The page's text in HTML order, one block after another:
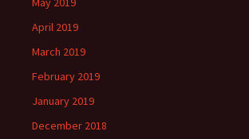
April 2019
March 2019
February 2019
January 2019
December 2018